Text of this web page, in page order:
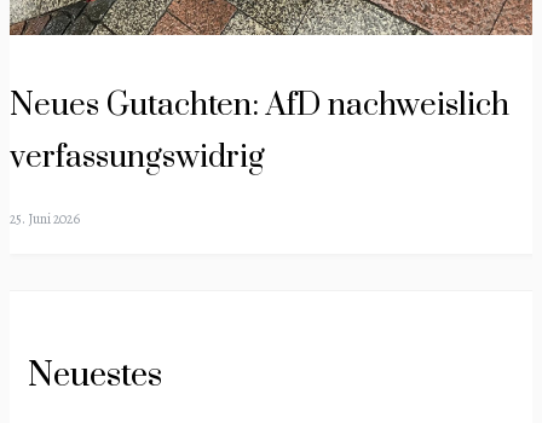
Neues Gutachten: AfD nachweislich
verfassungswidrig
25. Juni 2026
Neuestes